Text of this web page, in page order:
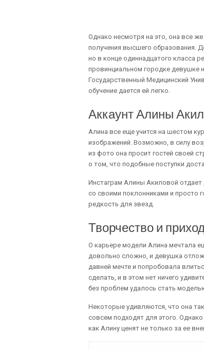
Однако несмотря на это, она все
получения высшего образования.
но в конце одиннадцатого класса
провинциальном городке девушке
Государственный Медицинский
обучение дается ей легко.
Аккаунт Алины
Алина все еще учится на шестом
изображений. Возможно, в силу
из фото она просит гостей своей
о том, что подобные поступки
Инстаграм Алины Акиловой
со своими поклонниками и просто
редкость для звезд.
Творчество и
О карьере модели Алина мечтала
довольно сложно, и девушка
давней мечте и попробовала
сделать, и в этом нет ничего
без проблем удалось стать
Некоторые удивляются, что она
совсем подходят для этого.
как Алину ценят не только за ее